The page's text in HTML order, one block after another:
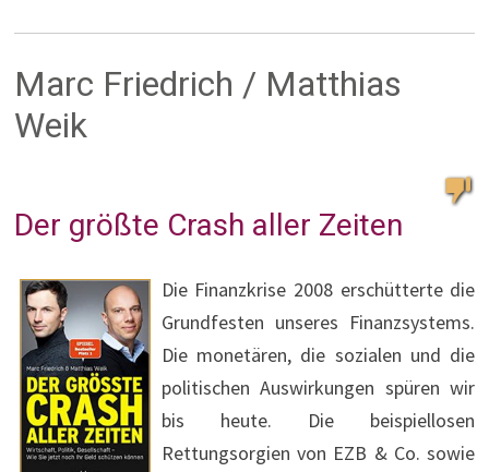
Marc Friedrich / Matthias
Weik
Der größte Crash aller Zeiten
Die Finanzkrise 2008 erschütterte die
Grundfesten unseres Finanzsystems.
Die monetären, die sozialen und die
politischen Auswirkungen spüren wir
bis heute. Die beispiellosen
Rettungsorgien von EZB & Co. sowie